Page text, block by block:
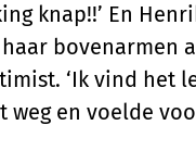
knap!!’ En
bovenarmen
‘Ik vind het
weg en voelde